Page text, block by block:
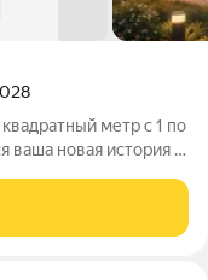
метр с 1 по
ваша новая история 1.
49 квартир,